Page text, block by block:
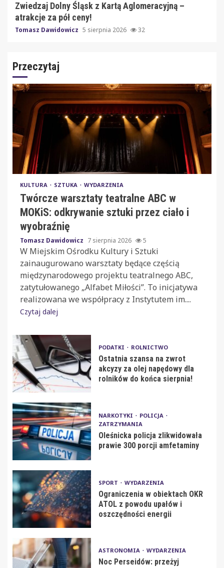
Zwiedzaj Dolny Śląsk z Kartą Aglomeracyjną –
atrakcje za pół ceny!
Tomasz Dawidowicz 5 sierpnia 2026 32
Przeczytaj
KULTURA SZTUKA WYDARZENIA
Twórcze warsztaty teatralne ABC w
MOKiS: odkrywanie sztuki przez ciało i
wyobraźnię
Tomasz Dawidowicz 7 sierpnia 2026 5
W Miejskim Ośrodku Kultury i Sztuki
zainaugurowano warsztaty będące częścią
międzynarodowego projektu teatralnego ABC,
zatytułowanego „Alfabet Miłości”. To inicjatywa
realizowana we współpracy z Instytutem im....
Czytaj dalej
PODATKI ROLNICTWO
Ostatnia szansa na zwrot
akcyzy za olej napędowy dla
rolników do końca sierpnia!
NARKOTYKI
POLICJA
ZATRZYMANIA
Oleśnicka policja zlikwidowała
prawie 300 porcji amfetaminy
SPORT WYDARZENIA
Ograniczenia w obiektach OKR
ATOL z powodu upałów i
oszczędności energii
ASTRONOMIA WYDARZENIA
Noc Perseidów: przeżyj